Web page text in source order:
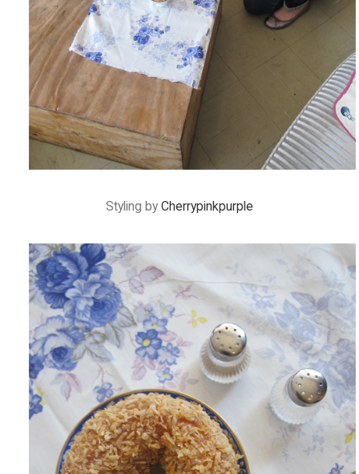
Styling by Cherrypinkpurple